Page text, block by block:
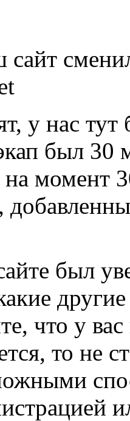
сайт
у нас
был 30
на
был
что у
то не